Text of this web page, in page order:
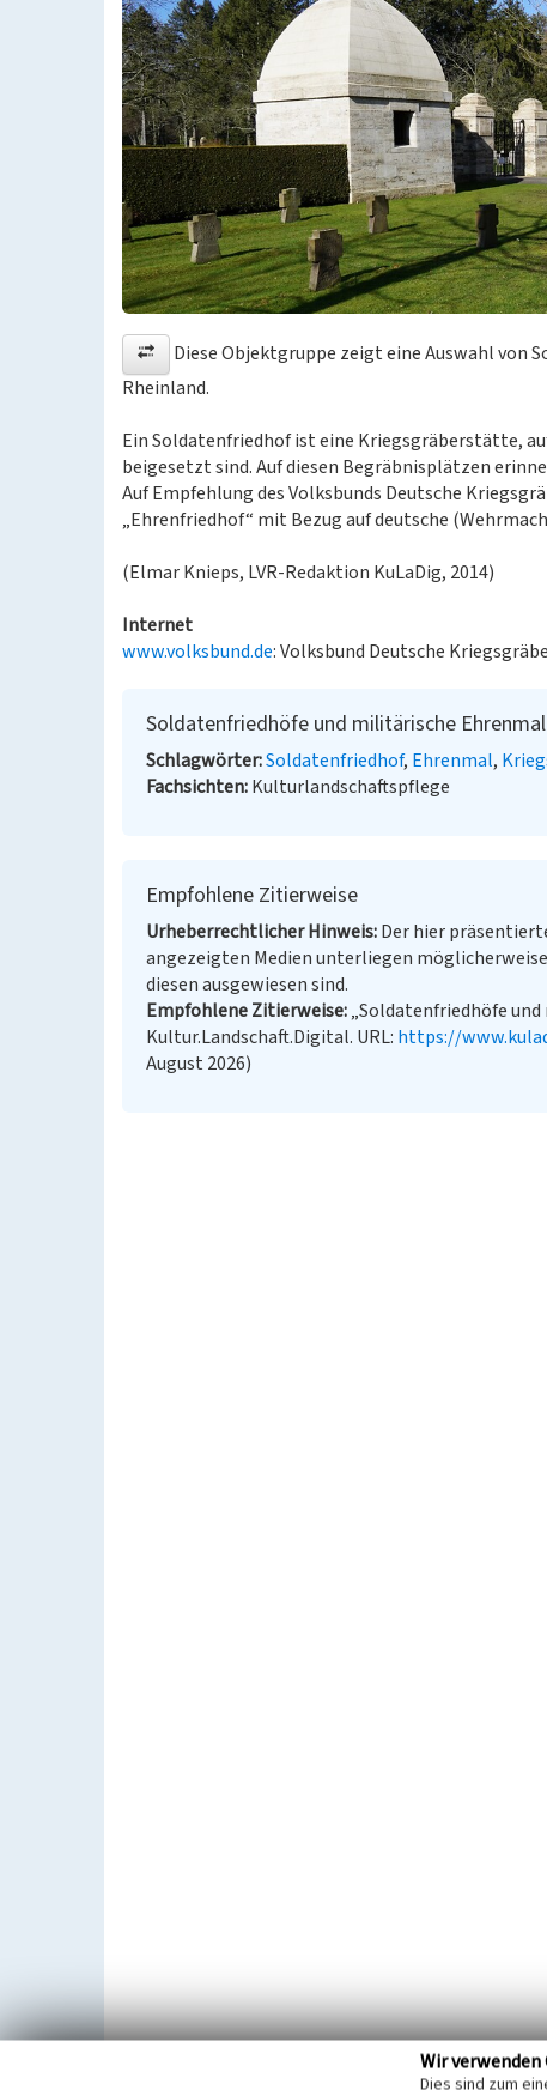
Diese Objektgruppe zeigt eine Auswahl von
Rheinland.
Ein Soldatenfriedhof ist eine Kriegsgräberstätte,
beigesetzt sind. Auf diesen Begräbnisplätzen
Auf Empfehlung des Volksbunds Deutsche
„Ehrenfriedhof“ mit Bezug auf deutsche
(Elmar Knieps, LVR-Redaktion KuLaDig, 2014)
Internet
www.volksbund.de: Volksbund Deutsche
Soldatenfriedhöfe und militärische
Schlagwörter Soldatenfriedhof Ehrenmal
Fachsichten Kulturlandschaftspflege
Empfohlene Zitierweise
Urheberrechtlicher Hinweis Der hier
angezeigten Medien unterliegen
diesen ausgewiesen sind.
Empfohlene Zitierweise „Soldatenfriedhöfe
Kultur.Landschaft.Digital. URL: https://
August 2026)
Wir verwenden
Dies sind zum